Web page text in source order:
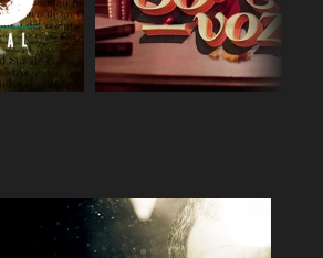
COMPARTIR